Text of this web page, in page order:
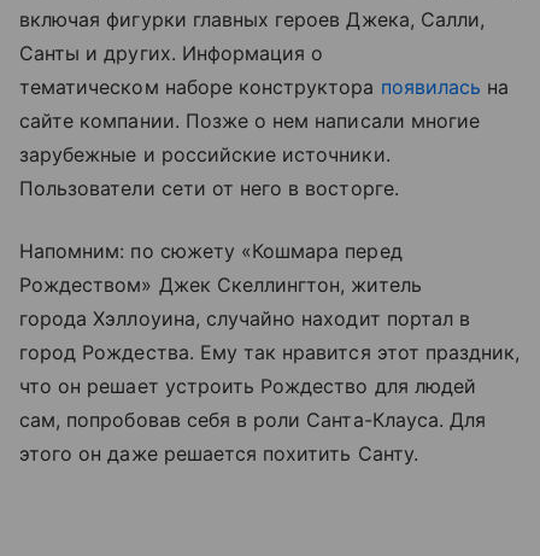
включая фигурки главных героев Джека, Салли,
Санты и других. Информация о
тематическом наборе конструктора появилась на
сайте компании. Позже о нем написали многие
зарубежные и российские источники.
Пользователи сети от него в восторге.
Напомним: по сюжету «Кошмара перед
Рождеством» Джек Скеллингтон, житель
города Хэллоуина, случайно находит портал в
город Рождества. Ему так нравится этот праздник,
что он решает устроить Рождество для людей
сам, попробовав себя в роли Санта-Клауса. Для
этого он даже решается похитить Санту.